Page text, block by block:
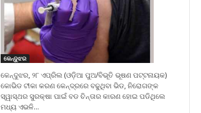
କେନ୍ଦୁଝର
କେନ୍ଦୁଝର, ୨୮ ଏପ୍ରିଲ (ଓଡ଼ିଆ ପୁଅ/ବିଭୂତି ଭୂଷଣ ପଟ୍ଟନାୟକ)
କୋଭିଡ ଟୀକା କରଣ କେନ୍ଦ୍ରରେ ବଢୁଥିବା ଭିଡ, ନିରୋଗଙ୍କ
ସ୍ୱାସ୍ଥର ସୁରକ୍ଷା ପାଇଁ ବଡ ଚିନ୍ତାର କାରଣ ହୋଇ ପଡିଥିଲେ
ମଧ୍ୟ ଏଭଳି...